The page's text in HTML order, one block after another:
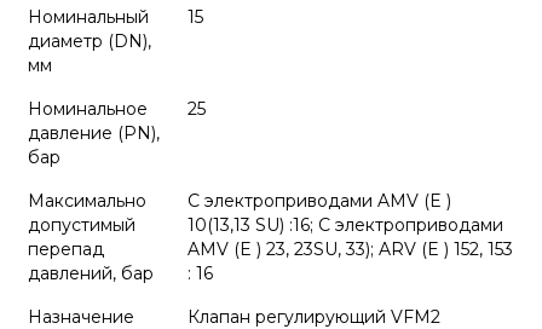
Номинальный
диаметр (DN),
мм
15
Номинальное
давление (PN),
бар
25
Максимально
допустимый
перепад
давлений, бар
С электроприводами AMV (E )
10(13,13 SU) :16; С электроприводами
AMV (E ) 23, 23SU, 33); ARV (E ) 152, 153
: 16
Назначение
Клапан регулирующий VFM2